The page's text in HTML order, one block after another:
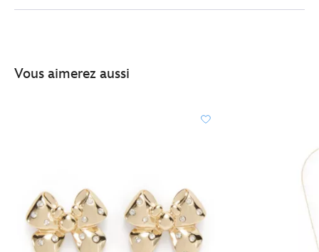
http://schema.org/InStock
Vous aimerez aussi